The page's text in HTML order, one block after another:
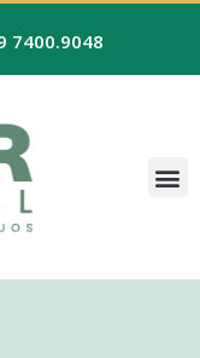
7400.9048